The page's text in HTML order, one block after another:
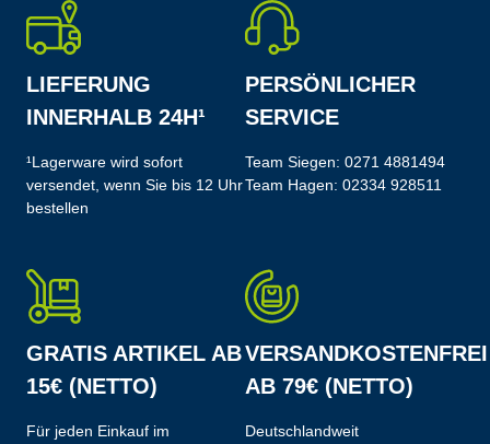
LIEFERUNG
INNERHALB 24H¹
¹Lagerware wird sofort
versendet, wenn Sie bis 12 Uhr
bestellen
PERSÖNLICHER
SERVICE
Team Siegen: 0271 4881494
Team Hagen: 02334 928511
GRATIS ARTIKEL AB
15€ (NETTO)
Für jeden Einkauf im
VERSANDKOSTENFREI
AB 79€ (NETTO)
Deutschlandweit